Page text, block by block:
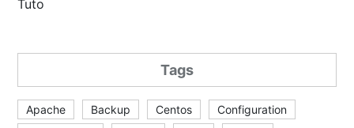
Tuto
Tags
Apache Backup Centos
Configuration